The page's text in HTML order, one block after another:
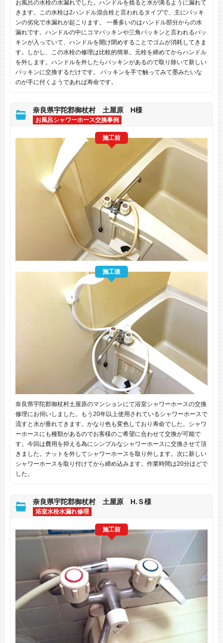
お風呂の水栓の水漏れでした。ハンドルを捻ると水が滴るように漏れて
きます。この水栓は2ハンドル混合栓と言われるタイプで、主にパッキ
ンの劣化で水漏れが起こります。 一番多いのはハンドル部分からの水
漏れです。ハンドルの中にコマパッキンや三角パッキンと言われるパッ
キンが入っていて、ハンドルを開け閉めすることでゴムが消耗してきま
す。しかし、この水栓の修理は比較的簡単。元栓を締めてからハンドル
を外します。ハンドルを外したらパッキンがあるので取り除いて新しい
パッキンに交換するだけです。 パッキンを手で触ってみて墨みたいな
のが手に付くようであれば寿命です。
奈良県宇陀郡御杖村 土屋原 H様
お風呂シャワーホース交換事例
施工前
施工後
奈良県宇陀郡御杖村土屋原のマンションにて浴室シャワーホースの交換
修理にお伺いしました。もう20年以上使用されているシャワーホースで
流すと水が垂れてきます。かなり色も変色しており寿命でした。シャワ
ーホースにも種類があるのでお客様のご希望に合わせて交換が可能で
す。今回は費用を抑える為にシンプルなシャワーホースに交換させて頂
きました。ナットを外してシャワーホースを取り外します。次に新しい
シャワーホースを取り付けてから締め込みます。作業時間は20分ほどで
した。
奈良県宇陀郡御杖村 土屋原 H.Ｓ様
浴室水栓水漏れ修理
施工前